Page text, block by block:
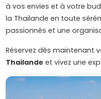
à vos envies et à votre
la Thaïlande en toute
passionnés et une
Réservez dès maintenant
Thailande et vivez une